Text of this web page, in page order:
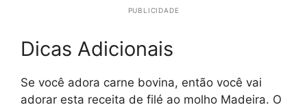
PUBLICIDADE
Dicas Adicionais
Se você adora carne bovina, então você vai
adorar esta receita de filé ao molho Madeira. O